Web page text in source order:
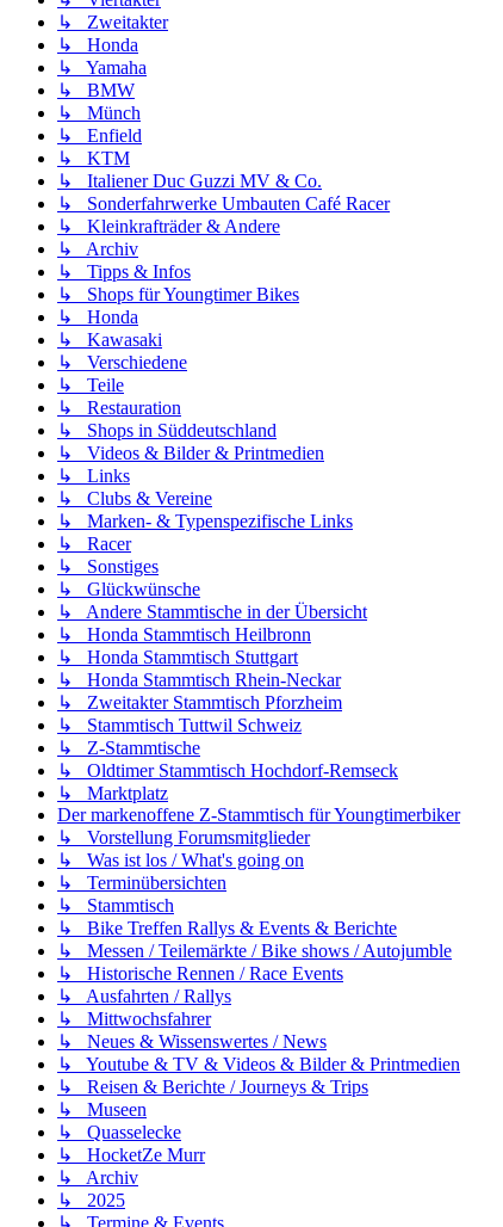
↳ Zweitakter
↳ Honda
↳ Yamaha
↳ BMW
↳ Münch
↳ Enfield
↳ KTM
↳ Italiener Duc Guzzi MV & Co.
↳ Sonderfahrwerke Umbauten Café Racer
↳ Kleinkrafträder & Andere
↳ Archiv
↳ Tipps & Infos
↳ Shops für Youngtimer Bikes
↳ Honda
↳ Kawasaki
↳ Verschiedene
↳ Teile
↳ Restauration
↳ Shops in Süddeutschland
↳ Videos & Bilder & Printmedien
↳ Links
↳ Clubs & Vereine
↳ Marken- & Typenspezifische Links
↳ Racer
↳ Sonstiges
↳ Glückwünsche
↳ Andere Stammtische in der Übersicht
↳ Honda Stammtisch Heilbronn
↳ Honda Stammtisch Stuttgart
↳ Honda Stammtisch Rhein-Neckar
↳ Zweitakter Stammtisch Pforzheim
↳ Stammtisch Tuttwil Schweiz
↳ Z-Stammtische
↳ Oldtimer Stammtisch Hochdorf-Remseck
↳ Marktplatz
Der markenoffene Z-Stammtisch für Youngtimerbiker
↳ Vorstellung Forumsmitglieder
↳ Was ist los / What's going on
↳ Terminübersichten
↳ Stammtisch
↳ Bike Treffen Rallys & Events & Berichte
↳ Messen / Teilemärkte / Bike shows / Autojumble
↳ Historische Rennen / Race Events
↳ Ausfahrten / Rallys
↳ Mittwochsfahrer
↳ Neues & Wissenswertes / News
↳ Youtube & TV & Videos & Bilder & Printmedien
↳ Reisen & Berichte / Journeys & Trips
↳ Museen
↳ Quasselecke
↳ HocketZe Murr
↳ Archiv
↳ 2025
↳ Termine & Events